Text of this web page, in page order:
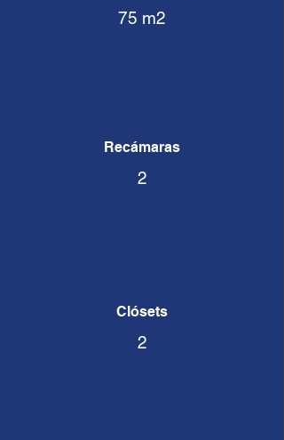
75 m2
Recámaras​
2
Clósets
2